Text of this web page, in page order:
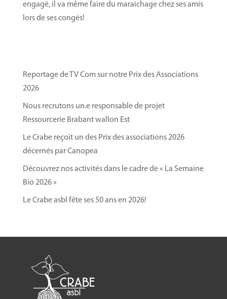
engagé, il va même faire du maraichage chez ses amis
lors de ses congés!
Reportage de TV Com sur notre Prix des Associations
2026
Nous recrutons un.e responsable de projet
Ressourcerie Brabant wallon Est
Le Crabe reçoit un des Prix des associations 2026
décernés par Canopea
Découvrez nos activités dans le cadre de « La Semaine
Bio 2026 »
Le Crabe asbl fête ses 50 ans en 2026!